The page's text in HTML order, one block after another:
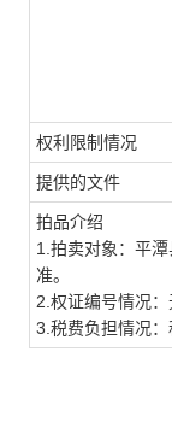
权利限制情况
提供的文件
拍品介绍
1.拍卖对象： 平潭
准。
2.权证编号情况：
3.税费负担情况：